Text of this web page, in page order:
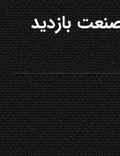
بازدید